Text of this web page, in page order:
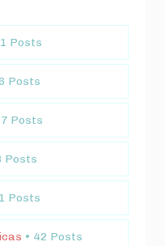
1 Posts
Posts
Posts
Posts
Posts
• 42 Posts